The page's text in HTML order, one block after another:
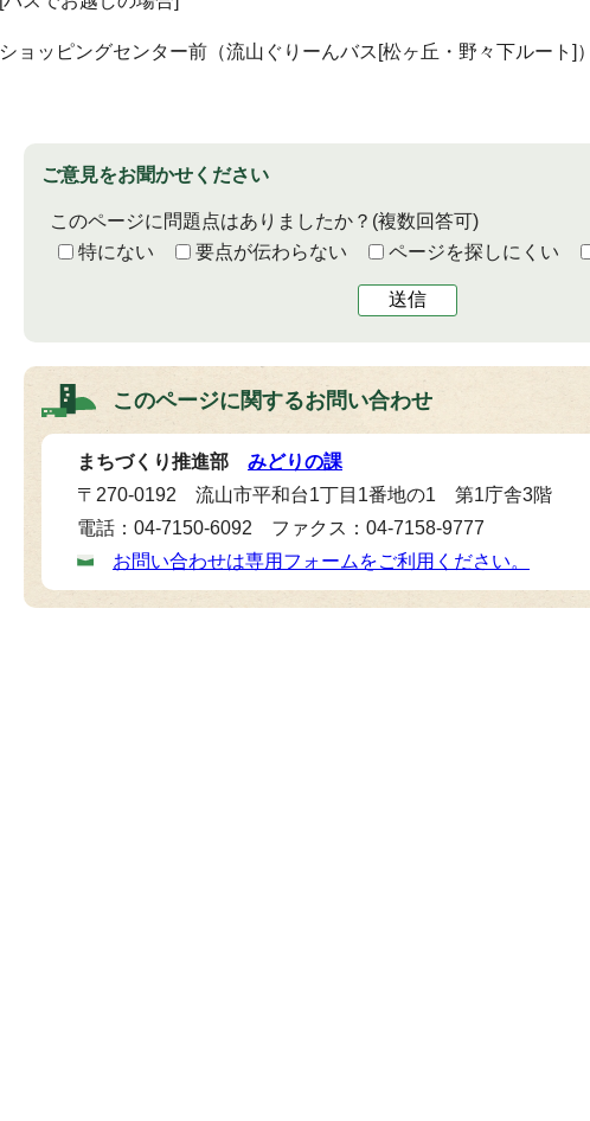
ショッピングセンター前（流山ぐりーんバス[松ヶ丘・野々下ルート]
ご意見をお聞かせください
このページに問題点はありましたか？ (複数回答可)
特にない
要点が伝わらない ページを探しにくい
送信
このページに関するお問い合わせ
まちづくり推進部 みどりの課
〒270-0192 流山市平和台1丁目1番地の1 第1庁舎3階
電話：04-7150-6092 ファクス：04-7158-9777
お問い合わせは専用フォームをご利用ください。